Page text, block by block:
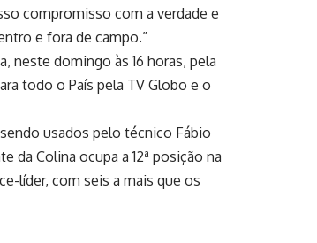
compromisso com a verdade e
e fora de campo.”
neste domingo às 16 horas, pela
todo o País pela TV Globo e o
usados pelo técnico Fábio
da Colina ocupa a 12ª posição na
líder, com seis a mais que os